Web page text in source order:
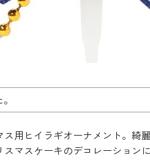
用ヒイラギオーナメント。綺
マスケーキのデコレーション